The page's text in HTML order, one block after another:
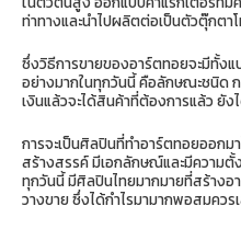
ท่าทางและนำไปผลิตต่อเป็นตัวตุ๊กต
ซึ่งวิธีการขายของอาร์ตทอยจะมีทั้ง
อย่างมากในทุกวันนี้ คือลักษณะชนิด ก
เงินแล้วจะได้สินค้าที่ต้องการแล้ว ยั
การจะเป็นศิลปินที่ทำอาร์ตทอยออก
สร้างสรรค์ มีเอกลักษณ์และมีความตั้
ทุกวันนี้ มีศิลปินไทยมากมายที่สร้างอ
วางขาย ซึ่งได้กำไรมามากพอสมควร